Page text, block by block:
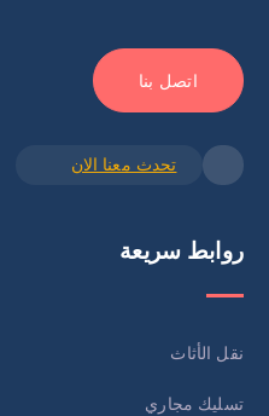
اتصل بنا
تحدث معنا الان
روابط سريعة
نقل الأثاث
تسليك مجاري